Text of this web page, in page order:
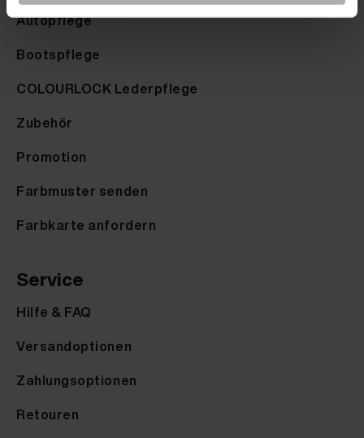
Autopflege
Bootspflege
COLOURLOCK Lederpflege
Zubehör
Promotion
Farbmuster senden
Farbkarte anfordern
Service
Hilfe & FAQ
Versandoptionen
Zahlungsoptionen
Retouren